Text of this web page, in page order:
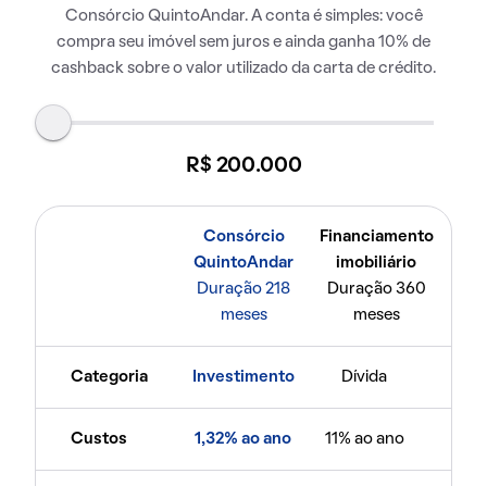
Consórcio QuintoAndar. A conta é simples: você
compra seu imóvel sem juros e ainda ganha 10% de
cashback sobre o valor utilizado da carta de crédito.
R$ 200.000
Consórcio
QuintoAndar
Duração 218
meses
Financiamento
imobiliário
Duração 360
meses
Categoria Investimento Dívida
Custos 1,32% ao ano 11% ao ano